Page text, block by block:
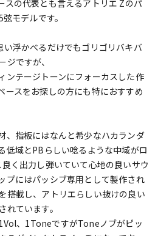
スの代表とも言えるアトリエ Zのパ
モデルです。
浮かべるだけでもゴリゴリバキバ
ジですが、
ンテージトーンにフォーカスした作
ースをお探しの方にも特におすすめ
、指板にはなんと希少なハカランダ
低域とPBらしい唸るような中域がロ
く出力し弾いていて心地の良いサウ
プにはパッシブ専用として製作され
搭載し、アトリエらしい抜けの良い
れています。
、1ToneですがToneノブがピッ